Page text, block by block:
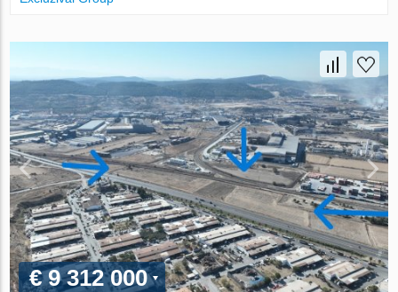
€ 9 312 000